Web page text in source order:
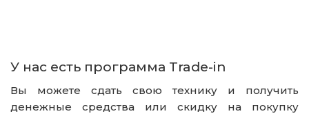
У нас есть программа Trade-in
Вы можете сдать свою технику и получить
денежные средства или скидку на покупку